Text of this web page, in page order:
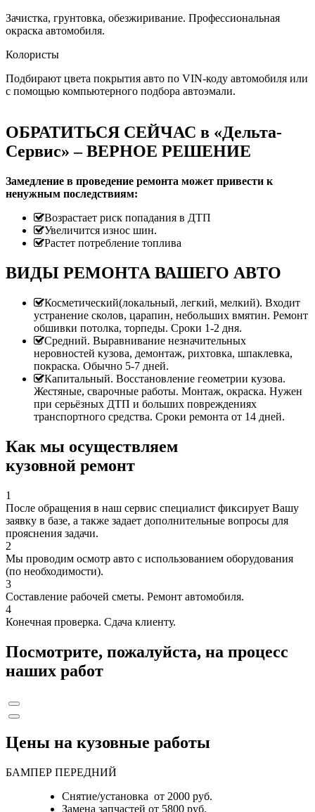
Зачистка, грунтовка, обезжиривание. Профессиональная
окраска автомобиля.
Колористы
Подбирают цвета покрытия авто по VIN-коду автомобиля или
с помощью компьютерного подбора автоэмали.
ОБРАТИТЬСЯ СЕЙЧАС в «Дельта-
Сервис» – ВЕРНОЕ РЕШЕНИЕ
Замедление в проведение ремонта может привести к
ненужным последствиям:
Возрастает риск попадания в ДТП
Увеличится износ шин.
Растет потребление топлива
ВИДЫ РЕМОНТА ВАШЕГО АВТО
Косметический(локальный, легкий, мелкий). Входит
устранение сколов, царапин, небольших вмятин. Ремонт
обшивки потолка, торпеды. Сроки 1-2 дня.
Средний. Выравнивание незначительных
неровностей кузова, демонтаж, рихтовка, шпаклевка,
покраска. Обычно 5-7 дней.
Капитальный. Восстановление геометрии кузова.
Жестяные, сварочные работы. Монтаж, окраска. Нужен
при серьёзных ДТП и больших повреждениях
транспортного средства. Сроки ремонта от 14 дней.
Как мы осуществляем
кузовной ремонт
1
После обращения в наш сервис специалист фиксирует Вашу
заявку в базе, а также задает дополнительные вопросы для
прояснения задачи.
2
Мы проводим осмотр авто с использованием оборудования
(по необходимости).
3
Составление рабочей сметы. Ремонт автомобиля.
4
Конечная проверка. Сдача клиенту.
Посмотрите, пожалуйста, на процесс
наших работ
Цены на кузовные работы
БАМПЕР ПЕРЕДНИЙ
Снятие/установка от 2000 руб.
Замена запчастей от 5800 руб.